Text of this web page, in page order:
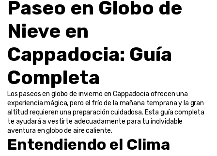
Paseo en Globo de
Nieve en
Cappadocia: Guía
Completa
Los paseos en globo de invierno en Cappadocia ofrecen una
experiencia mágica, pero el frío de la mañana temprana y la gran
altitud requieren una preparación cuidadosa. Esta guía completa
te ayudará a vestirte adecuadamente para tu inolvidable
aventura en globo de aire caliente.
Entendiendo el Clima